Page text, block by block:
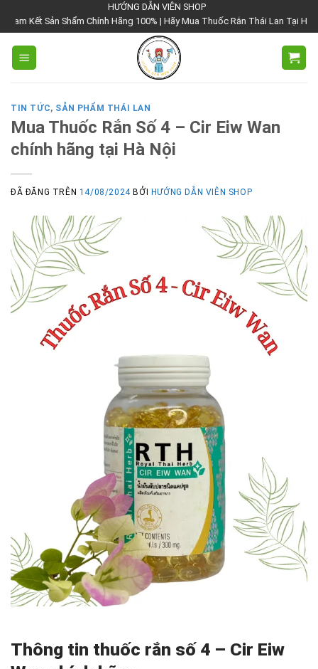
đến
nội
dung
HƯỚNG DẪN VIÊN SHOP
Shẩm Chính Hãng 100% | Hãy Mua Thuốc Rắn Thái Lan Tại Hướng Dẫn
TIN TỨC, SẢN PHẨM THÁI LAN
Mua Thuốc Rắn Số 4 – Cir Eiw Wan
chính hãng tại Hà Nội
ĐÃ ĐĂNG TRÊN 14/08/2024 BỞI HƯỚNG DẪN VIÊN SHOP
Thông tin thuốc rắn số 4 – Cir Eiw